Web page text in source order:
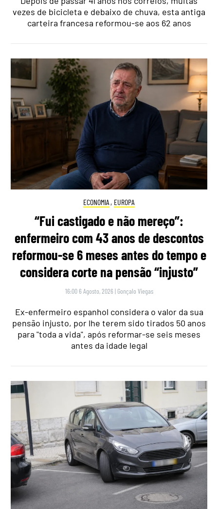
vezes de bicicleta e debaixo de chuva, esta antiga
carteira francesa reformou-se aos 62 anos
ECONOMIA , EUROPA
“Fui castigado e não mereço”:
enfermeiro com 43 anos de descontos
reformou-se 6 meses antes do tempo e
considera corte na pensão “injusto”
16:00 6 Agosto, 2026 | Gonçalo Viegas
Ex-enfermeiro espanhol considera o valor da sua
pensão injusto, por lhe terem sido tirados 50 anos
para "toda a vida", após reformar-se seis meses
antes da idade legal